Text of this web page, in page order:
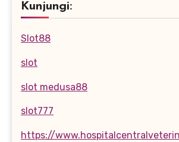
Kunjungi:
Slot88
slot
slot medusa88
slot777
https://